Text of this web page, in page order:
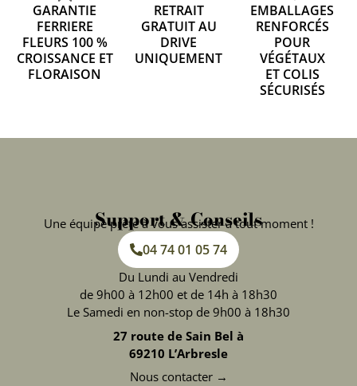
GARANTIE
FERRIERE
FLEURS 100 %
CROISSANCE ET
FLORAISON
RETRAIT
GRATUIT AU
DRIVE
UNIQUEMENT
EMBALLAGES
RENFORCÉS
POUR
VÉGÉTAUX
ET COLIS
SÉCURISÉS
Support & Conseils
Une équipe prête à vous assister à tout moment !
04 74 01 05 74
Du Lundi au Vendredi
de 9h00 à 12h00 et de 14h à 18h30
Le Samedi en non-stop de 9h00 à 18h30
27 route de Sain Bel à
69210 L’Arbresle
Nous contacter →